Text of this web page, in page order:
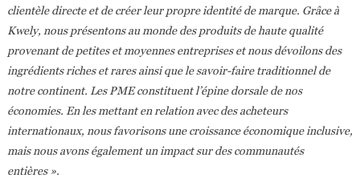
clientèle directe et de créer leur propre identité de marque. Grâce à
Kwely, nous présentons au monde des produits de haute qualité
provenant de petites et moyennes entreprises et nous dévoilons des
ingrédients riches et rares ainsi que le savoir-faire traditionnel de
notre continent. Les PME constituent l’épine dorsale de nos
économies. En les mettant en relation avec des acheteurs
internationaux, nous favorisons une croissance économique inclusive,
mais nous avons également un impact sur des communautés
entières ».